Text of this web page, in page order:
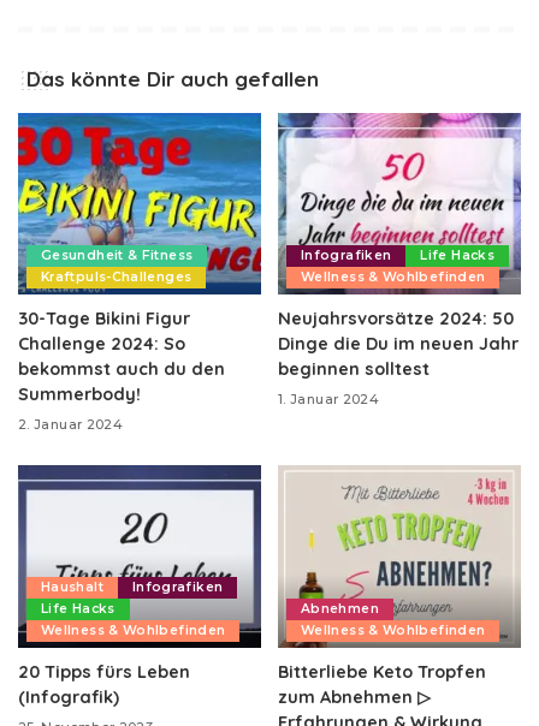
Das könnte Dir auch gefallen
Gesundheit & Fitness
Kraftpuls-Challenges
30-Tage Bikini Figur
Challenge 2024: So
bekommst auch du den
Summerbody!
2. Januar 2024
Infografiken
Life Hacks
Wellness & Wohlbefinden
Neujahrsvorsätze 2024: 50
Dinge die Du im neuen Jahr
beginnen solltest
1. Januar 2024
Haushalt
Infografiken
Life Hacks
Wellness & Wohlbefinden
20 Tipps fürs Leben
(Infografik)
Abnehmen
Wellness & Wohlbefinden
Bitterliebe Keto Tropfen
zum Abnehmen ▷